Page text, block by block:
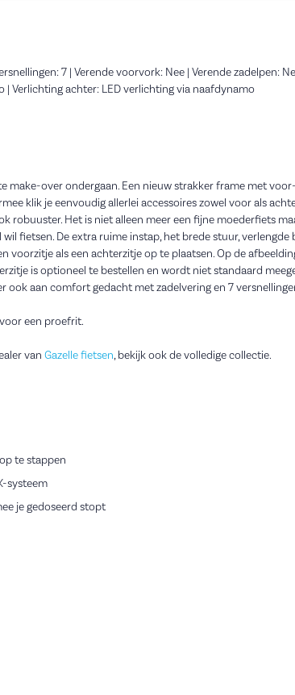
7 | Verende voorvork: Nee | Verende zadelpen:
Verlichting achter: LED verlichting via naafdynamo
make-over ondergaan. Een nieuw strakker frame met
klik je eenvoudig allerlei accessoires zowel voor als
robuuster. Het is niet alleen meer een fijne moederfiets
fietsen. De extra ruime instap, het brede stuur, verlengde
voorzitje als een achterzitje op te plaatsen. Op de
is optioneel te bestellen en wordt niet standaard
ook aan comfort gedacht met zadelvering en 7
voor een proefrit.
van Gazelle fietsen, bekijk ook de volledige collectie.
te stappen
systeem
je gedoseerd stopt